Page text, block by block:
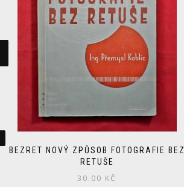
BEZRET NOVÝ ZPŮSOB FOTOGRAFIE BEZ
RETUŠE
30.00 KČ